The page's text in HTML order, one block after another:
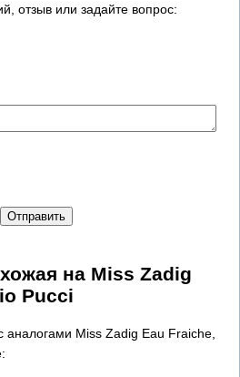
отзыв или задайте вопрос:
Отправить
на Miss Zadig
Pucci
аналогами Miss Zadig Eau Fraiche,